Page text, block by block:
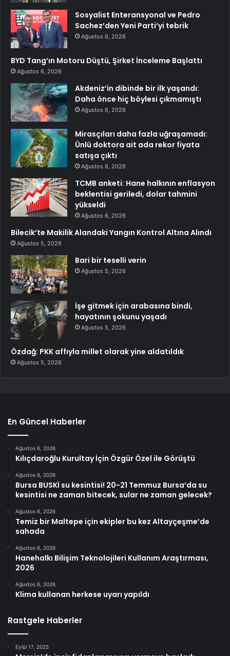
Sosyalist Enteransyonal ve Pedro
Sachez’den Yeni Parti’yi tebrik
Ağustos 6, 2026
BYD Tang’ın Motoru Düştü, Şirket İnceleme Başlattı
Ağustos 6, 2026
Akdeniz’in dibinde bir ilk yaşandı:
Daha önce hiç böylesi çıkmamıştı
Ağustos 6, 2026
Mirasçıları daha fazla uğraşamadı:
Ünlü doktora ait ada rekor fiyata
satışa çıktı
Ağustos 6, 2026
TCMB anketi: Hane halkının enflasyon
beklentisi geriledi, dolar tahmini
yükseldi
Ağustos 6, 2026
Bilecik’te Makilik Alandaki Yangın Kontrol Altına Alındı
Ağustos 5, 2026
Bari bir teselli verin
Ağustos 5, 2026
İşe gitmek için arabasına bindi,
hayatının şokunu yaşadı
Ağustos 5, 2026
Özdağ: PKK affıyla millet olarak yine aldatıldık
Ağustos 5, 2026
En Güncel Haberler
Ağustos 6, 2026
Kılıçdaroğlu Kurultay İçin Özgür Özel ile Görüştü
Ağustos 6, 2026
Bursa BUSKİ su kesintisi! 20-21 Temmuz Bursa’da su
kesintisi ne zaman bitecek, sular ne zaman gelecek?
Ağustos 6, 2026
Temiz bir Maltepe için ekipler bu kez Altayçeşme’de
sahada
Ağustos 6, 2026
Hanehalkı Bilişim Teknolojileri Kullanım Araştırması,
2026
Ağustos 6, 2026
Klima kullanan herkese uyarı yapıldı
Rastgele Haberler
Eylül 17, 2025